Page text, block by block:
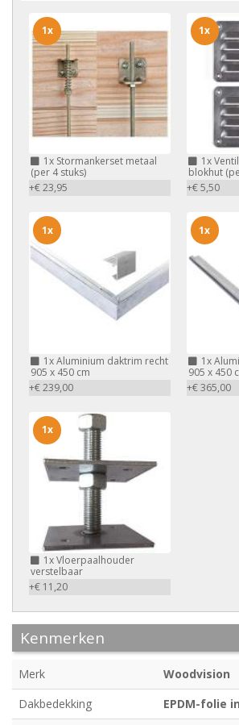
1x Stormankerset metaal
(per 4 stuks)
+€ 23,95
1x
1x
blokhut
+€ 5,50
1x
1xAluminium daktrim recht
905 x 450 cm
+€ 239,00
1x
1x
905 x 450
+€ 365,00
1x
1xVloerpaalhouder
verstelbaar
+€ 11,20
1x
Kenmerken
Merk
Woodvision
Dakbedekking
EPDM-folie